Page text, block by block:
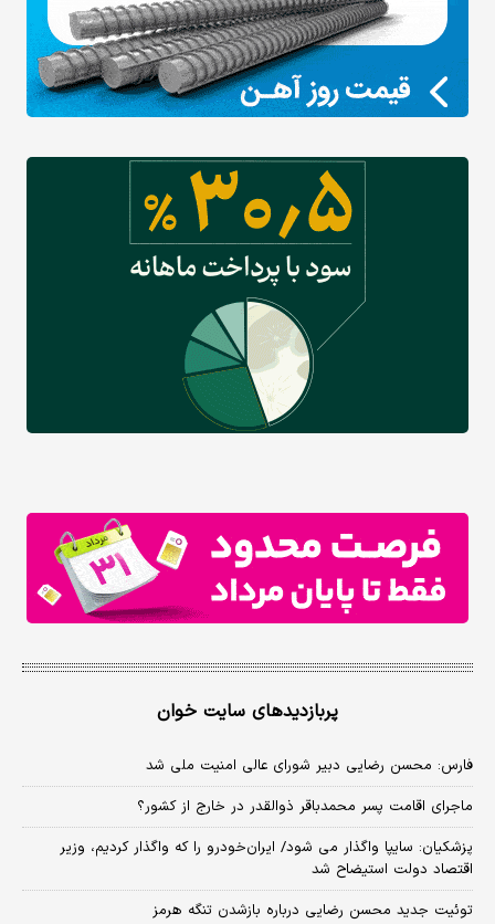
پربازدیدهای سایت خوان
فارس: محسن رضایی دبیر شورای عالی امنیت ملی شد
ماجرای اقامت پسر محمدباقر ذوالقدر در خارج از کشور؟
پزشکیان: سایپا واگذار می شود/ ایران‌خودرو را که واگذار کردیم، وزیر
اقتصاد دولت استیضاح شد
توئیت جدید محسن رضایی درباره بازشدن تنگه هرمز